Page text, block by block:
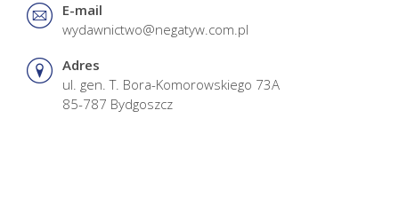
E-mail
wydawnictwo@negatyw.com.pl
Adres
ul. gen. T. Bora-Komorowskiego 73A
85-787 Bydgoszcz